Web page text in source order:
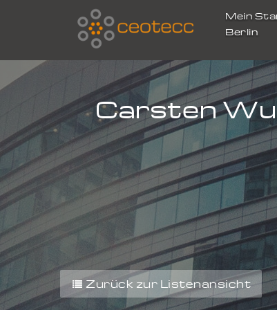
Mein
Berlin
Carsten
Zurück zur Listenansicht